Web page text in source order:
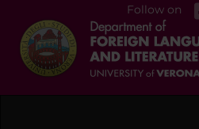
Follow on